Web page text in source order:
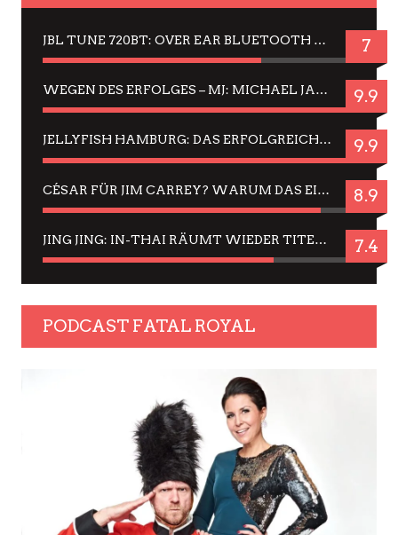
JBL TUNE 720BT: OVER EAR BLUETOOTH KOPFHÖRER UM DIE 50,-€ IM DAUER-TEST 7
WEGEN DES ERFOLGES – MJ: MICHAEL JACKSON MUSICAL IN EINER MATINEE SEHEN 9.9
JELLYFISH HAMBURG: DAS ERFOLGREICHE SOMMER-MENÜ 2025 IN GEFÜHLEN UND BILDERN 9.9
CÉSAR FÜR JIM CARREY? WARUM DAS EINER DER NERVIGSTEN ACTORS IST UND BLEIBT 8.9
JING JING: IN-THAI RÄUMT WIEDER TITEL AB – EIN ZWEI-STUNDEN-ERLEBNISBERICHT 7.4
PODCAST FATAL ROYAL